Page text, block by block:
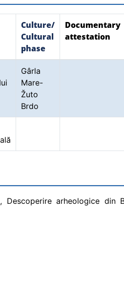
Culture/
Cultural
phase
Documentary
attestation
Gârla
Mare-
Žuto
Brdo
Descoperire arheologice din